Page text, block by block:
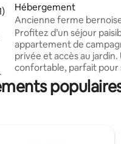
moyenne sur la base de
Hébergement
Ancienne ferme
La Bougainvillier
Profitez d’un séjour
appartement de
privée et accès au jardin. Un espace
confortable, parfait pour
profiter de la nature dans
authentique. L’emplacement est idéal